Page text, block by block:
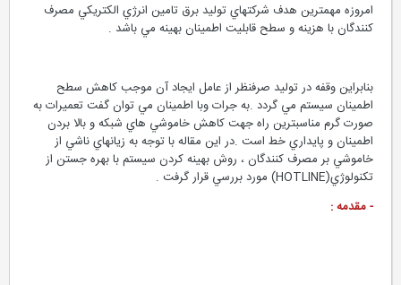
امروزه مهمترين هدف شركتهاي توليد برق تامين انرژي الكتريكي مصرف
كنندگان با هزينه و سطح قابليت اطمينان بهينه مي باشد .
بنابراين وقفه در توليد صرفنظر از عامل ايجاد آن موجب كاهش سطح
اطمينان سيستم مي گردد .به جرات وبا اطمينان مي توان گفت تعميرات به
صورت گرم مناسبترين راه جهت كاهش خاموشي هاي شبكه و بالا بردن
اطمينان و پايداري خط است .در اين مقاله با توجه به زيانهاي ناشي از
خاموشي بر مصرف كنندگان ، روش بهينه كردن سيستم با بهره جستن از
تکنولوژي(HOTLINE) مورد بررسي قرار گرفت .
- مقدمه :